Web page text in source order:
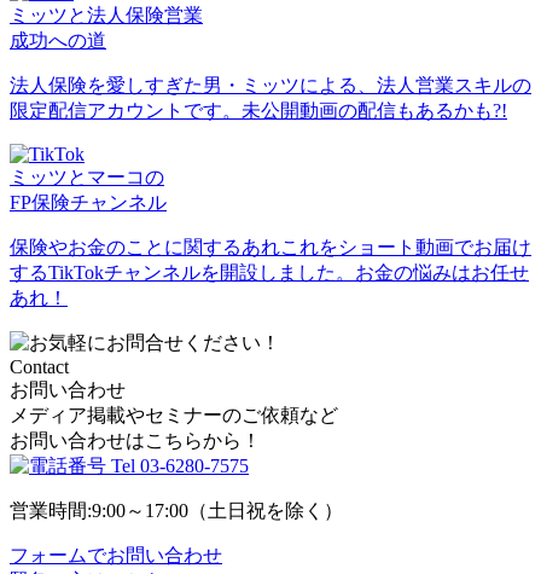
ミッツと法人保険営業
成功への道
法人保険を愛しすぎた男・ミッツによる、法人営業スキルの
限定配信アカウントです。未公開動画の配信もあるかも?!
ミッツとマーコの
FP保険チャンネル
保険やお金のことに関するあれこれをショート動画でお届け
するTikTokチャンネルを開設しました。お金の悩みはお任せ
あれ！
Contact
お問い合わせ
メディア掲載やセミナーのご依頼など
お問い合わせはこちらから！
Tel 03-6280-7575
営業時間:9:00～17:00（土日祝を除く）
フォームでお問い合わせ